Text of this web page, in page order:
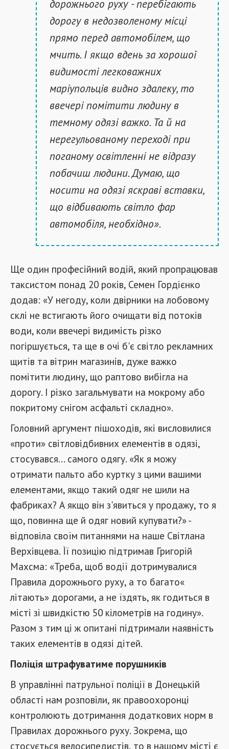
дорожнього руху - перебігають
дорогу в недозволеному місці
прямо перед автомобілем, що
мчить. І якщо вдень за хорошої
видимості легковажних
маріупольців видно здалеку, то
ввечері помітити людину в
темному одязі важко. Та й на
нерегульованому переході при
поганому освітленні не відразу
побачиш людини. Думаю, що
носити на одязі яскраві вставки,
що відбивають світло фар
автомобіля, необхідно».
Ще один професійний водій, який пропрацював
таксистом понад 20 років, Семен Гордієнко
додав: «У негоду, коли двірники на лобовому
склі не встигають його очищати від потоків
води, коли ввечері видимість різко
погіршується, та ще в очі б'є світло рекламних
щитів та вітрин магазинів, дуже важко
помітити людину, що раптово вибігла на
дорогу. І різко загальмувати на мокрому або
покритому снігом асфальті складно».
Головний аргумент пішоходів, які висловилися
«проти» світловідбивних елементів в одязі,
стосувався... самого одягу. «Як я можу
отримати пальто або куртку з цими вашими
елементами, якщо такий одяг не шили на
фабриках? А якщо він з'явиться у продажу, то я
що, повинна ще й одяг новий купувати?» -
відповіла своїм питаннями на наше Світлана
Верхівцева. Її позицію підтримав Григорій
Махсма: «Треба, щоб водії дотримувалися
Правила дорожнього руху, а то багато«
літають» дорогами, а не їздять, як годиться в
місті зі швидкістю 50 кілометрів на годину».
Разом з тим ці ж опитані підтримали наявність
таких елементів в одязі дітей.
Поліція штрафуватиме порушників
В управлінні патрульної поліції в Донецькій
області нам розповіли, як правоохоронці
контролюють дотримання додаткових норм в
Правилах дорожнього руху. Зокрема, що
стосується велосипедистів, то в нашому місті є